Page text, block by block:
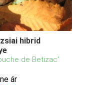
hibrid
de Betizac'
ár